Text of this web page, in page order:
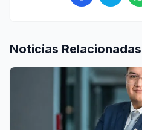
Noticias Relacionadas